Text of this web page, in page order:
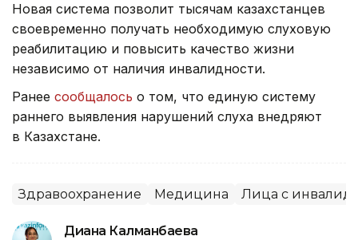
Новая система позволит тысячам казахстанцев
своевременно получать необходимую слуховую
реабилитацию и повысить качество жизни
независимо от наличия инвалидности.
Ранее сообщалось о том, что единую систему
раннего выявления нарушений слуха внедряют
в Казахстане.
Здравоохранение Медицина Лица с
Диана Калманбаева